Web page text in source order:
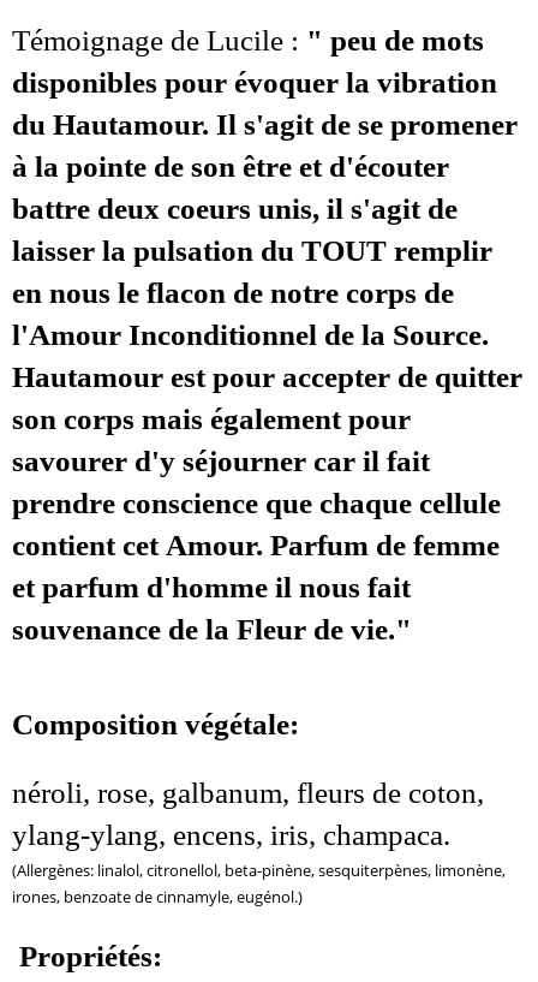
Témoignage de Lucile : " peu de mots
disponibles pour évoquer la vibration
du Hautamour. Il s'agit de se promener
à la pointe de son être et d'écouter
battre deux coeurs unis, il s'agit de
laisser la pulsation du TOUT remplir
en nous le flacon de notre corps de
l'Amour Inconditionnel de la Source.
Hautamour est pour accepter de quitter
son corps mais également pour
savourer d'y séjourner car il fait
prendre conscience que chaque cellule
contient cet Amour. Parfum de femme
et parfum d'homme il nous fait
souvenance de la Fleur de vie."
Composition végétale:
néroli, rose, galbanum, fleurs de coton,
ylang-ylang, encens, iris, champaca.
(Allergènes: linalol, citronellol, beta-pinène, sesquiterpènes, limonène,
irones, benzoate de cinnamyle, eugénol.)
Propriétés: